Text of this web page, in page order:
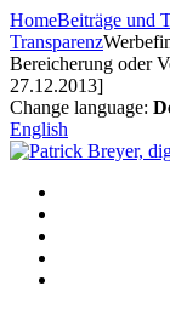
Zum
Inhalt
springen
HomeBeiträge und
Transparenz
Bereicherung oder
27.12.2013]
Change language:
English